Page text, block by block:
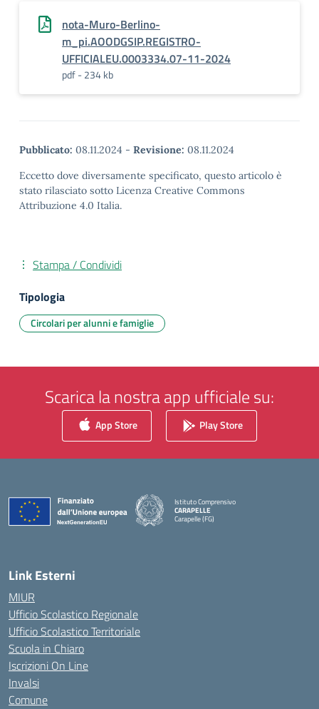
nota-Muro-Berlino-
m_pi.AOODGSIP.REGISTRO-
UFFICIALEU.0003334.07-11-2024
pdf - 234 kb
Pubblicato: 08.11.2024 - Revisione: 08.11.2024
Eccetto dove diversamente specificato, questo articolo è
stato rilasciato sotto Licenza Creative Commons
Attribuzione 4.0 Italia.
Stampa / Condividi
Tipologia
Circolari per alunni e famiglie
Scarica la nostra app ufficiale su:
App Store Play Store
Istituto Comprensivo
CARAPELLE
Carapelle (FG)
— Visita la pagina iniziale della scuola
Link Esterni
MIUR
Ufficio Scolastico Regionale
Ufficio Scolastico Territoriale
Scuola in Chiaro
Iscrizioni On Line
Invalsi
Comune